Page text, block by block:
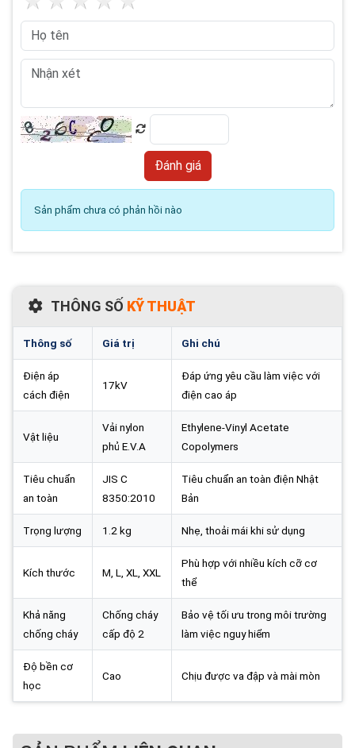
Sản phẩm chưa có phản hồi nào
THÔNG SỐ KỸ THUẬT
Thông số Giá trị Ghi chú
Điện áp
cách điện
17kV
Đáp ứng yêu cầu làm việc với
điện cao áp
Vật liệu
Vải nylon
phủ E.V.A
Ethylene-Vinyl Acetate
Copolymers
Tiêu chuẩn
an toàn
JIS C
8350:2010
Tiêu chuẩn an toàn điện Nhật
Bản
Trọng lượng 1.2 kg Nhẹ, thoải mái khi sử dụng
Kích thước M, L, XL, XXL
Phù hợp với nhiều kích cỡ cơ
thể
Khả năng
chống cháy
Chống cháy
cấp độ 2
Bảo vệ tối ưu trong môi trường
làm việc nguy hiểm
Độ bền cơ
học
Cao Chịu được va đập và mài mòn